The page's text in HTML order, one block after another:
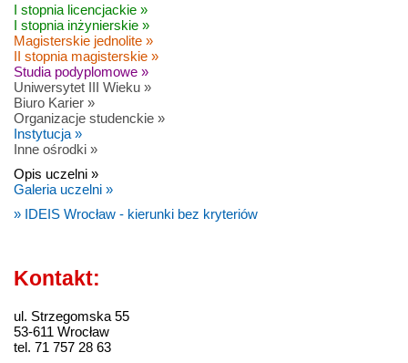
I stopnia licencjackie »
I stopnia inżynierskie »
Magisterskie jednolite »
II stopnia magisterskie »
Studia podyplomowe »
Uniwersytet III Wieku »
Biuro Karier »
Organizacje studenckie »
Instytucja »
Inne ośrodki »
Opis uczelni »
Galeria uczelni »
» IDEIS Wrocław - kierunki bez kryteriów
Kontakt:
ul. Strzegomska 55
53-611 Wrocław
tel. 71 757 28 63